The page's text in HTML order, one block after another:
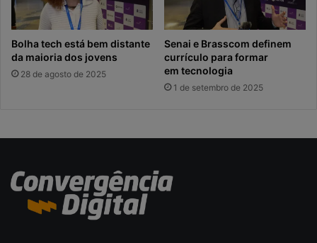
Bolha tech está bem distante
da maioria dos jovens
28 de agosto de 2025
Senai e Brasscom definem
currículo para formar
em tecnologia
1 de setembro de 2025